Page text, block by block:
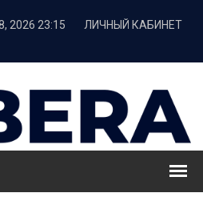
2026 23:15 ЛИЧНЫЙ КАБИНЕТ